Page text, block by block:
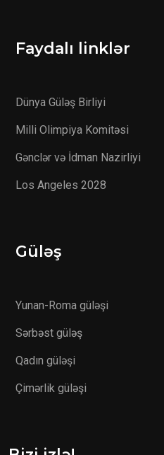
Faydalı linklər
Dünya Güləş Birliyi
Milli Olimpiya Komitəsi
Gənclər və İdman Nazirliyi
Los Angeles 2028
Güləş
Yunan-Roma güləşi
Sərbəst güləş
Qadın güləşi
Çimərlik güləşi